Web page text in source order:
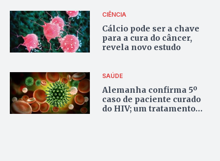
CIÊNCIA
Cálcio pode ser a chave
para a cura do câncer,
revela novo estudo
SAÚDE
Alemanha confirma 5º
caso de paciente curado
do HIV; um tratamento